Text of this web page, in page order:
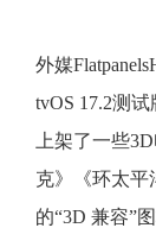
外媒
tvOS 17.2测
上架了一些
克》《环太平
的“3D 兼容”